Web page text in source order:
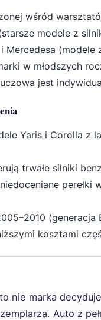
wśród
modele z
Mercedesa
w młodszych
jest
Yaris i Corolla z
trwałe silniki
perełki
kosztami
nie marka
Auto z